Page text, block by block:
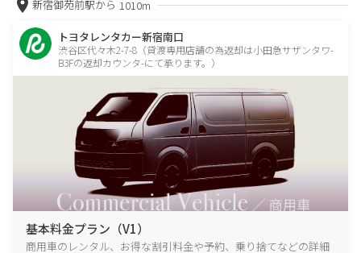
新宿御苑前駅から 1010m
トヨタレンタカー新宿南口
渋谷区代々木2-7-8（貸渡専用店舗の為返却は小田急サザンタワ-
B3Fの返却カウンタ-にて承ります。）
基本料金プラン（V1）
商用車のレンタル、お得な割引料金や予約、乗り捨てなどの詳細